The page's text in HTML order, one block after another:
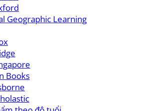
Geographic Learning
Books